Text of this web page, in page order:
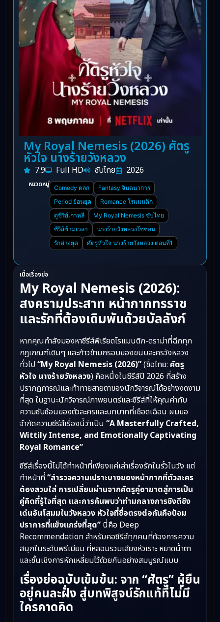
My Royal Nemesis (2026) ศัตรู
หัวใจ นางร้ายวังหลวง
7.9 Full HD ซับไทย 2026
หมวดหมู่ Comedy ตลก
Fantasy จินตนาการ
Period ย้อนยุค
Romance โรแมนติก
ดูซีรีย์เกาหลี
My Royal Nemesis ซับไทย
ซีรีส์ข้ามเวลา
นางร้ายวังหลวงโชซอน
รักต่างยุค
ศัตรูหัวใจ นางร้ายวังหลวง ตอนที่1
เนื้อเรื่องย่อ
My Royal Nemesis (2026):
สงครามประสาท หน้ากากทรราช
และรักที่ต้องเดิมพันด้วยบัลลังก์
หากคุณกำลังมองหาซีรีส์พีเรียดโรแมนติก-ดราม่าที่ฉีกทุก
กฎเกณฑ์เดิมๆ และก้าวข้ามกรอบของขนบละครวังหลวง
ทั่วไป“My Royal Nemesis (2026)”(ชื่อไทย: ศัตรู
หัวใจ นางร้ายวังหลวง) คือหนึ่งในซีรีส์ปี 2026 ที่สร้าง
ปรากฏการณ์และท้าทายสายตาของนักวิจารณ์ได้อย่างงดงาม
ที่สุด ในฐานะนักวิจารณ์ภาพยนตร์และซีรีส์ที่ให้คุณค่ากับ
ความซับซ้อนของตัวละครและบทบาทที่เชือดเฉือน ผมขอ
จำกัดความซีรีส์เรื่องนี้ว่าเป็น “A Masterfully Crafted,
Wittily Intense, and Emotionally Captivating
Royal Romance”
ซีรีส์เรื่องนี้ไม่ได้ทำหน้าที่เพียงแค่เล่าเรื่องรักในรั้วในวัง แต่
ทำหน้าที่“สำรวจความเปราะบางของหน้ากากที่ตัวละคร
ต้องสวมใส่ การเปลี่ยนผ่านจากศัตรูคู่อาฆาตสู่การเป็น
คู่คิดที่รู้ใจที่สุด และการค้นพบว่าท่ามกลางการชิงดีชิง
เด่นอันโสมมในวังหลวง หัวใจที่ซื่อตรงต่อกันคือป้อม
ปราการที่แข็งแกร่งที่สุด” นี่คือ Deep
Recommendation สำหรับคอซีรีส์ทุกคนที่ต้องการความ
สนุกในระดับพรีเมียม ที่หลอมรวมเสียงหัวเราะ หยาดน้ำตา
และชั้นเชิงการหักเหลี่ยมไว้ด้วยกันอย่างสมบูรณ์แบบ
เรื่องย่อฉบับเข้มข้น: จาก “ศัตรู” ผู้ยืน
อยู่คนละฝั่ง สู่บทพิสูจน์รักแท้ที่ไม่มี
ใครคาดคิด